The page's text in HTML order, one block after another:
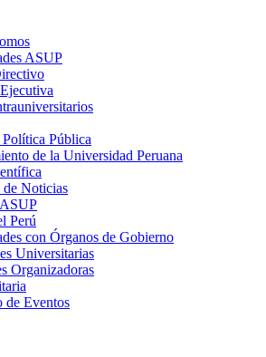
ASUP
Pública
de la Universidad Peruana
Noticias
Perú
con Órganos de Gobierno
Universitarias
Organizadoras
de Eventos